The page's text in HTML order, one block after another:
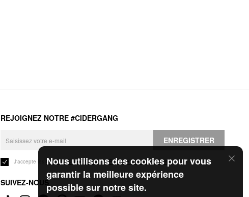
Nous utilisons des cookies pour vous
garantir la meilleure expérience
possible sur notre site.
REJOIGNEZ NOTRE #CIDERGANG
ENREGISTRER
J'accepte les Conditions généraleset laPolitique de confidentialité.
SUIVEZ-NOUS